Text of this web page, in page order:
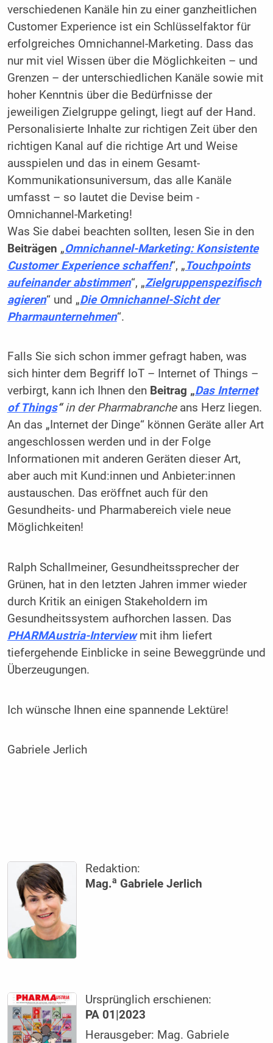
verschiedenen Kanäle hin zu einer ganzheitlichen
Customer Experience ist ein Schlüsselfaktor für
erfolgreiches Omnichannel-Marketing. Dass das
nur mit viel Wissen über die Möglichkeiten – und
Grenzen – der unterschiedlichen Kanäle sowie mit
hoher Kenntnis über die Bedürfnisse der
jeweiligen Zielgruppe gelingt, liegt auf der Hand.
Personalisierte Inhalte zur richtigen Zeit über den
richtigen Kanal auf die richtige Art und Weise
ausspielen und das in einem Gesamt-
Kommunikationsuniversum, das alle Kanäle
umfasst – so lautet die Devise beim ­
Omnichannel-Marketing!
Was Sie dabei beachten sollten, lesen Sie in den
Beiträgen „Omnichannel-Marketing: Konsistente
Customer Experience schaffen!“, „Touchpoints
aufeinander abstimmen“, „Zielgruppenspezifisch
agieren“ und „Die Omnichannel-Sicht der
Pharmaunternehmen“.
Falls Sie sich schon immer gefragt haben, was
sich hinter dem Begriff IoT – Internet of Things –
verbirgt, kann ich Ihnen den Beitrag „Das Internet
of Things“in der Pharmabrancheans Herz liegen.
An das „Internet der Dinge“ können Geräte aller Art
angeschlossen werden und in der Folge
Informationen mit anderen Geräten dieser Art,
aber auch mit Kund:innen und Anbieter:innen
austauschen. Das eröffnet auch für den
Gesundheits- und Pharmabereich viele neue
Möglichkeiten!
Ralph Schallmeiner, Gesundheitssprecher der
Grünen, hat in den letzten Jahren immer wieder
durch Kritik an einigen Stakeholdern im
Gesundheitssystem aufhorchen lassen. Das
PHARMAustria-Interviewmit ihm liefert
tiefergehende Einblicke in seine Beweggründe und
Überzeugungen.
Ich wünsche Ihnen eine spannende Lektüre!
Gabriele Jerlich
Redaktion:
Mag.a Gabriele Jerlich
Ursprünglich erschienen:
PA 01|2023
Herausgeber: Mag. Gabriele